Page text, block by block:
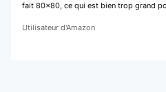
fait 80x80, ce qui est bien trop grand
Utilisateur d'Amazon